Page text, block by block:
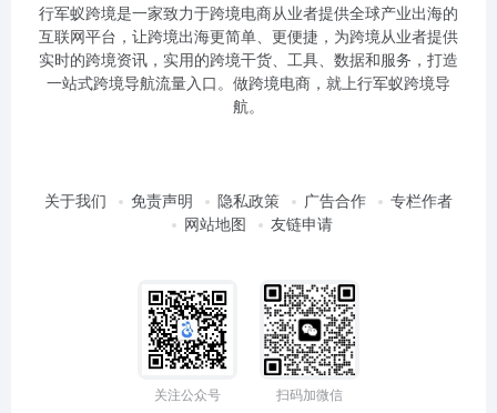
行军蚁跨境是一家致力于跨境电商从业者提供全球产业出海的
互联网平台，让跨境出海更简单、更便捷，为跨境从业者提供
实时的跨境资讯，实用的跨境干货、工具、数据和服务，打造
一站式跨境导航流量入口。做跨境电商，就上行军蚁跨境导
航。
关于我们 免责声明 隐私政策 广告合作
专栏作者
网站地图
友链申请
关注公众号 扫码加微信